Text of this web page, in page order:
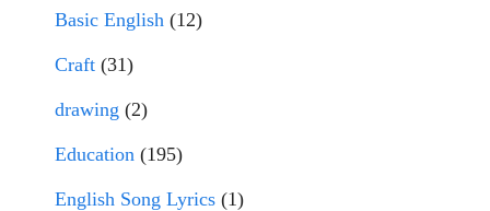
Basic English (12)
Craft (31)
drawing (2)
Education (195)
English Song Lyrics (1)